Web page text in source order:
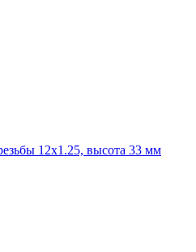
12x1.25, высота 33 мм